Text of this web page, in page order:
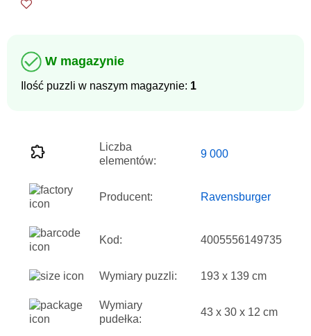
W magazynie
Ilość puzzli w naszym magazynie: 1
Liczba
elementów:
9 000
Producent: Ravensburger
Kod: 4005556149735
Wymiary puzzli: 193 x 139 cm
Wymiary
pudełka:
43 x 30 x 12 cm